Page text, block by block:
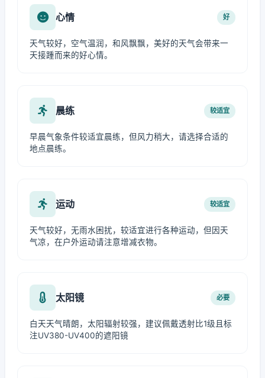
心情 好
天气较好，空气温润，和风飘飘，美好的天气会带来一
天接踵而来的好心情。
晨练 较适宜
早晨气象条件较适宜晨练，但风力稍大，请选择合适的
地点晨练。
运动 较适宜
天气较好，无雨水困扰，较适宜进行各种运动，但因天
气凉，在户外运动请注意增减衣物。
太阳镜 必要
白天天气晴朗，太阳辐射较强，建议佩戴透射比1级且标
注UV380-UV400的遮阳镜